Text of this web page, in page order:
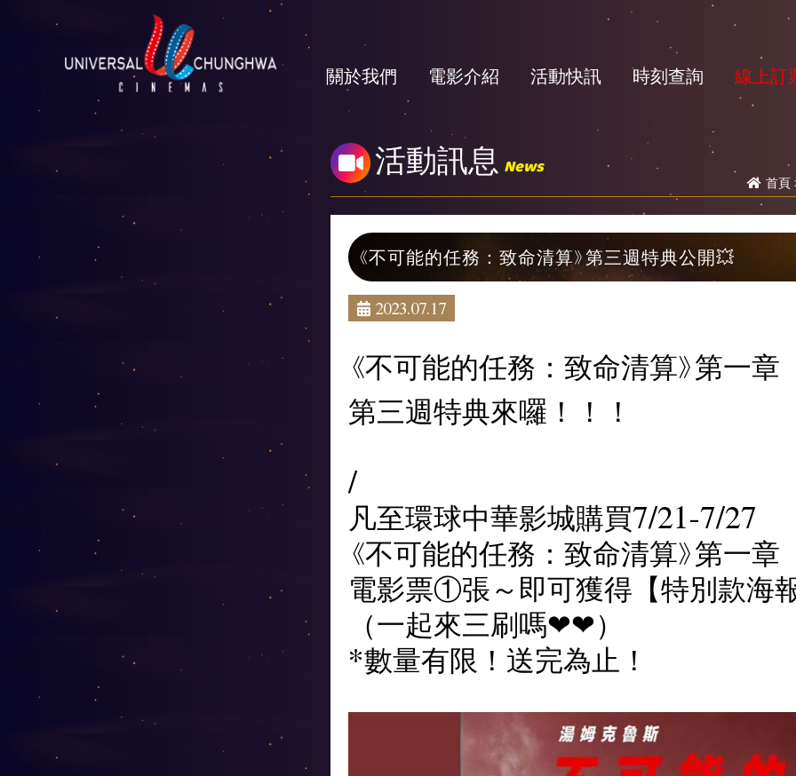
關於我們 電影介紹 活動快訊 時刻查詢 線上訂
活動訊息 News
首頁
《不可能的任務：致命清算》第三週特典公開💥
2023.07.17
《不可能的任務：致命清算》第一章
第三週特典來囉！！！
/
凡至環球中華影城購買7/21-7/27
《不可能的任務：致命清算》第一章
電影票①張～即可獲得【特別款海
（一起來三刷嗎❤❤）
*數量有限！送完為止！